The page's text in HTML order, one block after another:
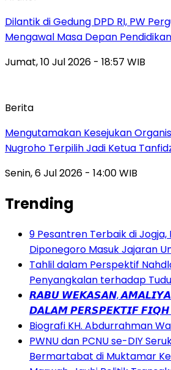
Dilantik di Gedung DPD RI, PW
Mengawal Masa Depan
Jumat, 10 Jul 2026 - 18:57 WIB
Berita
Mengutamakan Kesejukan
Nugroho Terpilih Jadi Ketua
Senin, 6 Jul 2026 - 14:00 WIB
Trending
9 Pesantren Terbaik di
Diponegoro Masuk Jajaran
Tahlil dalam Perspektif
Penyangkalan terhadap
𝙍𝘼𝘽𝙐 𝙒𝙀𝙆𝘼𝙎𝘼𝙉,
𝘿𝘼𝙇𝘼𝙈 𝙋𝙀𝙍𝙎𝙋𝙀𝙆𝙏𝙄𝙁 𝙁𝙄𝙌𝙃
Biografi KH. Abdurrahman
PWNU dan PCNU se-DIY
Bermartabat di Muktamar